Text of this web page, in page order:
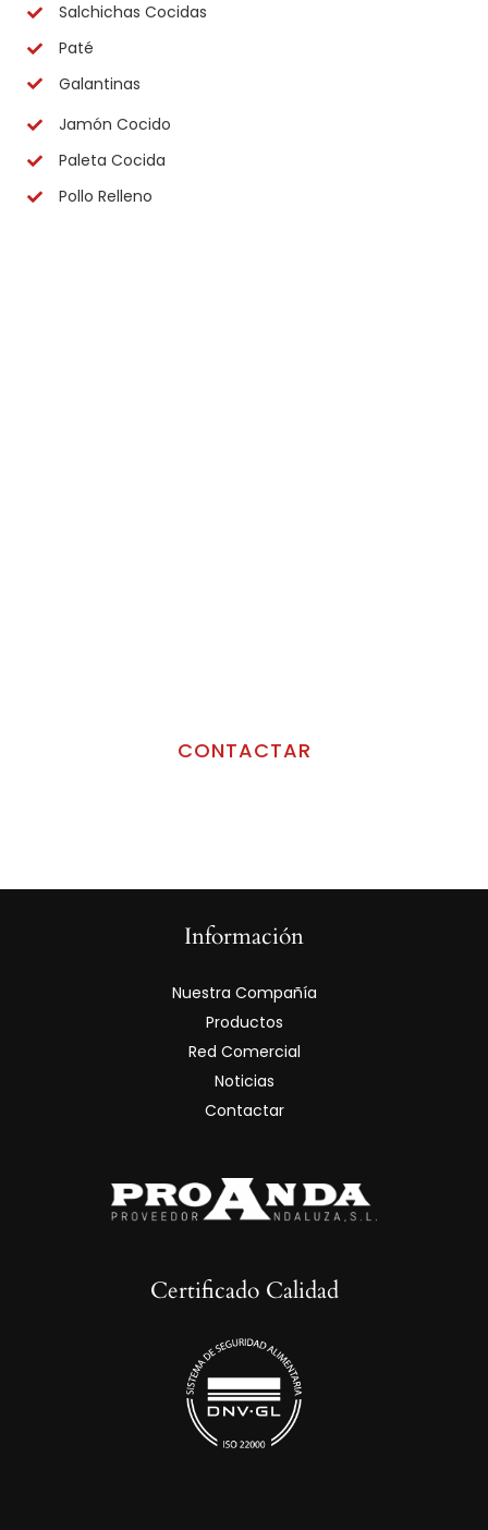
Salchichas Cocidas
Paté
Galantinas
Jamón Cocido
Paleta Cocida
Pollo Relleno
CONTACTAR
Información
Nuestra Compañía
Productos
Red Comercial
Noticias
Contactar
Certificado Calidad